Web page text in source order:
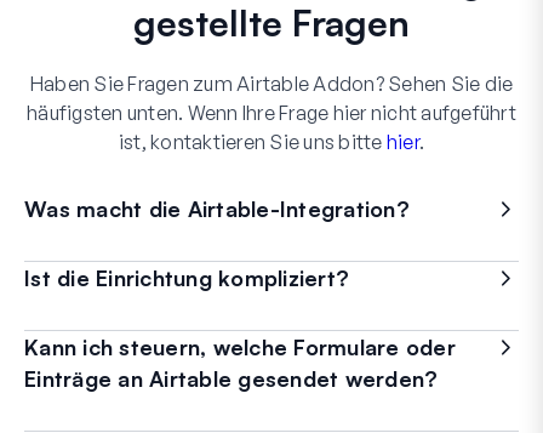
gestellte Fragen
Haben Sie Fragen zum Airtable Addon? Sehen Sie die
häufigsten unten. Wenn Ihre Frage hier nicht aufgeführt
ist, kontaktieren Sie uns bitte hier.
Was macht die Airtable-Integration?
Ist die Einrichtung kompliziert?
Kann ich steuern, welche Formulare oder
Einträge an Airtable gesendet werden?